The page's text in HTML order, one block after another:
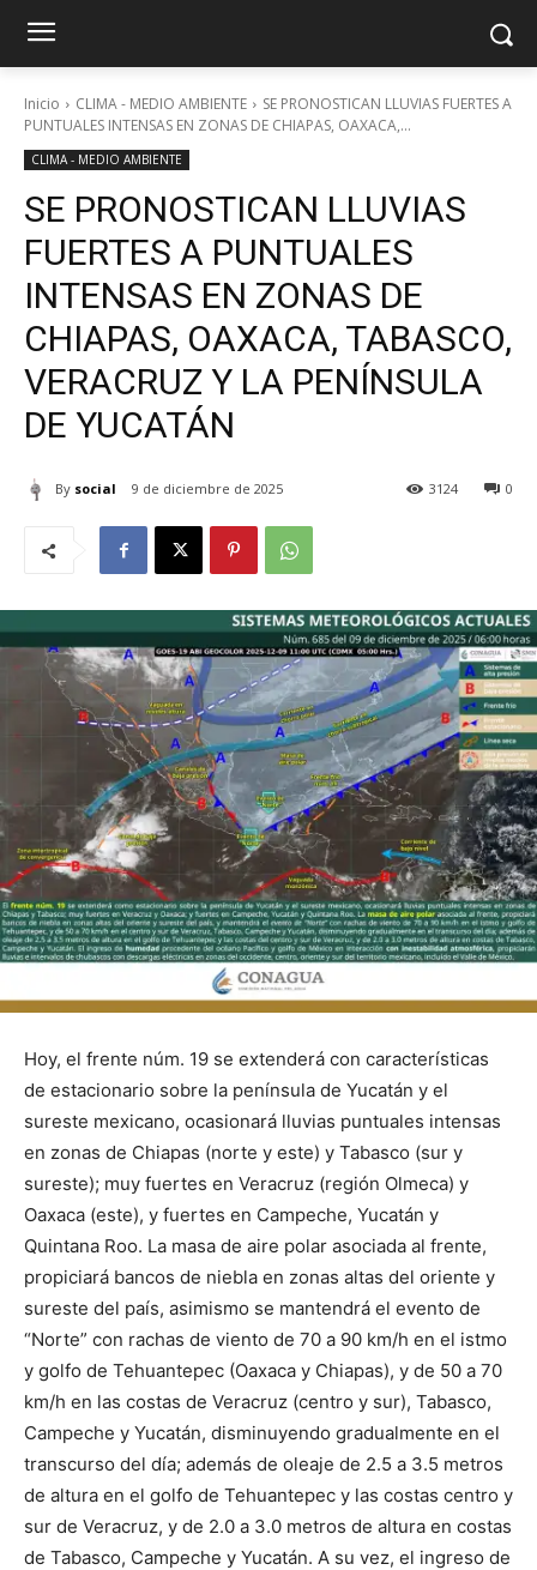
Inicio CLIMA - MEDIO AMBIENTE
SE PRONOSTICAN LLUVIAS FUERTES A
PUNTUALES INTENSAS EN ZONAS DE CHIAPAS, OAXACA,...
CLIMA - MEDIO AMBIENTE
SE PRONOSTICAN LLUVIAS
FUERTES A PUNTUALES
INTENSAS EN ZONAS DE
CHIAPAS, OAXACA, TABASCO,
VERACRUZ Y LA PENÍNSULA
DE YUCATÁN
By social 9 de diciembre de 2025 0
3124
Hoy, el frente núm. 19 se extenderá con características
de estacionario sobre la península de Yucatán y el
sureste mexicano, ocasionará lluvias puntuales intensas
en zonas de Chiapas (norte y este) y Tabasco (sur y
sureste); muy fuertes en Veracruz (región Olmeca) y
Oaxaca (este), y fuertes en Campeche, Yucatán y
Quintana Roo. La masa de aire polar asociada al frente,
propiciará bancos de niebla en zonas altas del oriente y
sureste del país, asimismo se mantendrá el evento de
“Norte” con rachas de viento de 70 a 90 km/h en el istmo
y golfo de Tehuantepec (Oaxaca y Chiapas), y de 50 a 70
km/h en las costas de Veracruz (centro y sur), Tabasco,
Campeche y Yucatán, disminuyendo gradualmente en el
transcurso del día; además de oleaje de 2.5 a 3.5 metros
de altura en el golfo de Tehuantepec y las costas centro y
sur de Veracruz, y de 2.0 a 3.0 metros de altura en costas
de Tabasco, Campeche y Yucatán. A su vez, el ingreso de